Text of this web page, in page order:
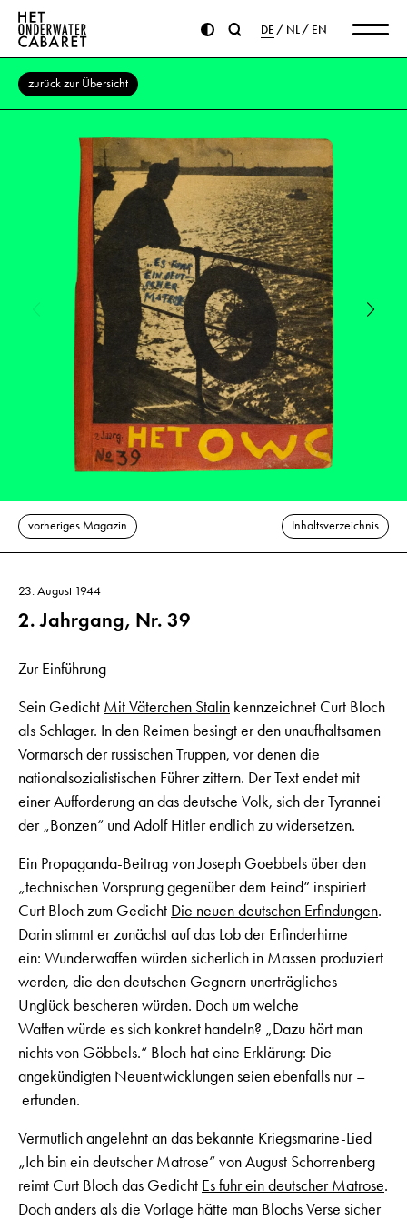
DE NL EN
zurück zur Übersicht
vorheriges Magazin Inhaltsverzeichnis
23. August 1944
2. Jahrgang, Nr. 39
Zur Einführung
Sein Gedicht Mit Väterchen Stalin kennzeichnet Curt Bloch
als Schlager. In den Reimen besingt er den unaufhaltsamen
Vormarsch der russischen Truppen, vor denen die
nationalsozialistischen Führer zittern. Der Text endet mit
einer Aufforderung an das deutsche Volk, sich der Tyrannei
der „Bonzen“ und Adolf Hitler endlich zu widersetzen.
Ein Propaganda-Beitrag von Joseph Goebbels über den
„technischen Vorsprung gegenüber dem Feind“ inspiriert
Curt Bloch zum Gedicht Die neuen deutschen Erfindungen.
Darin stimmt er zunächst auf das Lob der Erfinderhirne
ein: Wunderwaffen würden sicherlich in Massen produziert
werden, die den deutschen Gegnern unerträgliches
Unglück bescheren würden. Doch um welche
Waffen würde es sich konkret handeln? „Dazu hört man
nichts von Göbbels.“ Bloch hat eine Erklärung: Die
angekündigten Neuentwicklungen seien ebenfalls nur –
erfunden.
Vermutlich angelehnt an das bekannte Kriegsmarine-Lied
„Ich bin ein deutscher Matrose“ von August Schorrenberg
reimt Curt Bloch das Gedicht Es fuhr ein deutscher Matrose.
Doch anders als die Vorlage hätte man Blochs Verse sicher